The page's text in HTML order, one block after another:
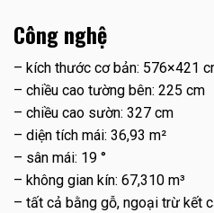
Công nghệ
– kích thước cơ bản: 576×421
– chiều cao tường bên: 225 cm
– chiều cao sườn: 327 cm
– diện tích mái: 36,93 m²
– sân mái: 19 °
– không gian kín: 67,310 m³
– tất cả bằng gỗ, ngoại trừ kết